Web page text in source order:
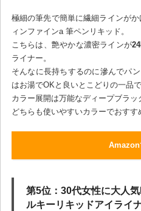
極細の筆先で簡単に繊細ラインが
ィンファインa 筆ペンリキッド。
こちらは、艶やかな濃密ラインが
ライナー。
そんなに長持ちするのに滲んでパ
はお湯でOKと良いとこどりの一品で
カラー展開は万能なディープブラッ
どちらも使いやすいカラーでおすす
Amazon
第5位：30代女性に大人
ルキーリキッドアイライ